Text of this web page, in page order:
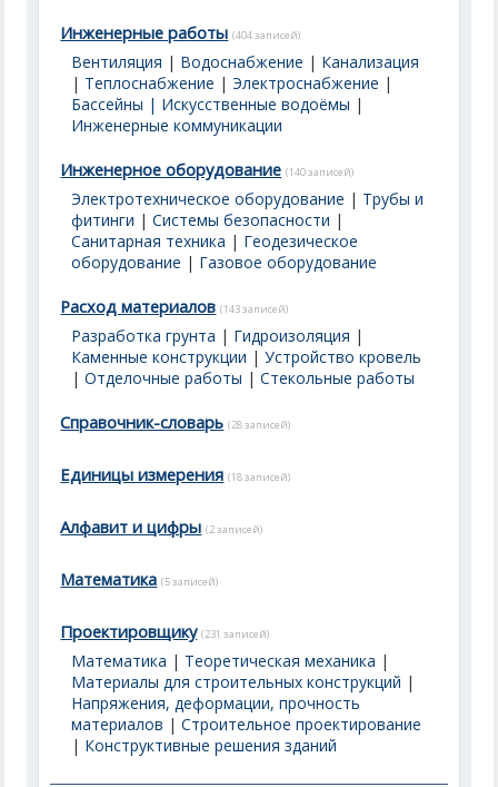
Инженерные работы (404 записей)
Вентиляция | Водоснабжение | Канализация
| Теплоснабжение |Электроснабжение |
Бассейны | Искусственные водоёмы |
Инженерные коммуникации
Инженерное оборудование (140 записей)
Электротехническое оборудование | Трубы и
фитинги |Системы безопасности |
Санитарная техника | Геодезическое
оборудование | Газовое оборудование
Расход материалов (143 записей)
Разработка грунта | Гидроизоляция |
Каменные конструкции |Устройство кровель
|Отделочные работы |Стекольные работы
Справочник-словарь (28 записей)
Единицы измерения (18 записей)
Алфавит и цифры (2 записей)
Математика (5 записей)
Проектировщику (231 записей)
Математика | Теоретическая механика |
Материалы для строительных конструкций |
Напряжения, деформации, прочность
материалов |Строительное проектирование
| Конструктивные решения зданий